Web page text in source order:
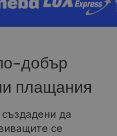
добър
плащания
да
се